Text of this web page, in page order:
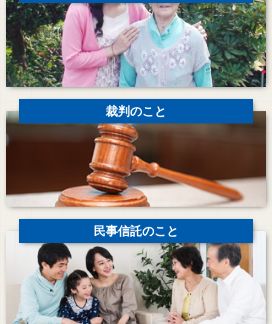
裁判のこと
民事信託のこと